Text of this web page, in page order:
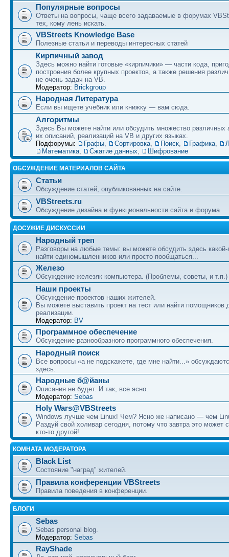
Популярные вопросы
Ответы на вопросы, чаще всего задаваемые в форумах
тех, кому лень искать.
VBStreets Knowledge Base
Полезные статьи и переводы интересных статей
Кирпичный завод
Здесь можно найти готовые «кирпичики» — части кода,
построения более крупных проектов, а также решения
не очень задач на VB.
Модератор: Brickgroup
Народная Литература
Если вы ищете учебник или книжку — вам сюда.
Алгоритмы
Здесь Вы можете найти или обсудить множество различных
их описаний, реализаций на VB и других языках.
Подфорумы:
Графы, Сортировка, Поиск, Графика,
Математика, Сжатие данных, Шифрование
ОБСУЖДЕНИЕ МАТЕРИАЛОВ САЙТА
Статьи
Обсуждение статей, опубликованных на сайте.
VBStreets.ru
Обсуждение дизайна и функциональности сайта и форума.
ДОСУЖИЕ ДИСКУССИИ
Народный треп
Разговоры на любые темы: вы можете обсудить здесь какой-
найти единомышленников или просто пообщаться...
Железо
Обсуждение железяк компьютера. (Проблемы, советы, и т.п.)
Наши проекты
Обсуждение проектов наших жителей.
Вы можете выставить проект на тест или найти помощников
реализации.
Модератор: BV
Программное обеспечение
Обсуждение разнообразного программного обеспечения.
Народный поиск
Все вопросы «а не подскажете, где мне найти...»
здесь.
Народные б@йаны
Описания не будет. И так, все ясно.
Модератор: Sebas
Holy Wars@VBStreets
Windows лучше чем Linux! Чем? Ясно же написано — чем
Раздуй свой холивар сегодня, потому что завтра это может
кто-то другой!
КОМНАТА МОДЕРАТОРА
Black List
Состояние "наград" жителей.
Правила конференции VBStreets
Правила поведения в конференции.
БЛОГИ
Sebas
Sebas personal blog.
Модератор: Sebas
RayShade